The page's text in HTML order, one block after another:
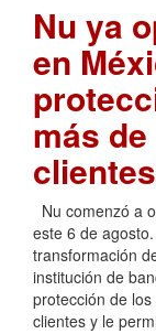
Nu ya
en
más
clientes
Nu comenzó a
este 6 de
transformación
institución de
protección de
clientes y le